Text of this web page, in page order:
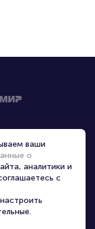
ваши
о
аналитики и
с